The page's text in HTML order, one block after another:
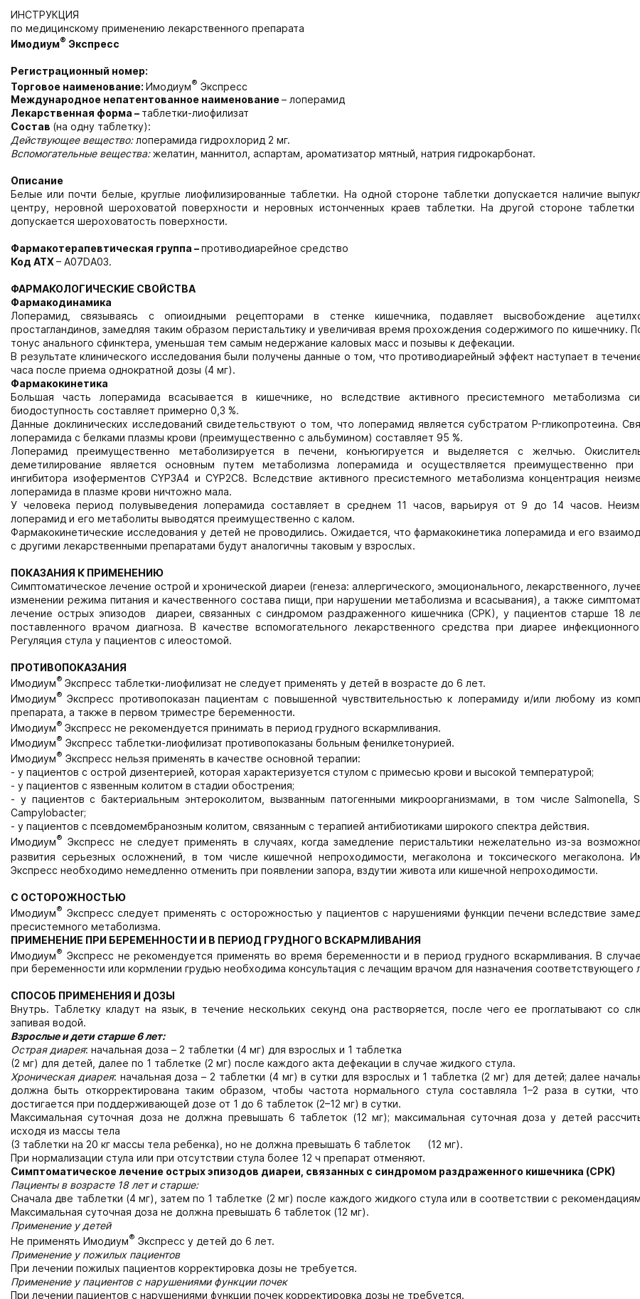
ИНСТРУКЦИЯ
по медицинскому применению лекарственного препарата
Имодиум® Экспресс
Регистрационный номер:
Торговое наименование: Имодиум® Экспресс
Международное непатентованное наименование– лоперамид
Лекарственная форма – таблетки-лиофилизат
Состав (на одну таблетку):
Действующее вещество: лоперамида гидрохлорид 2 мг.
Вспомогательные вещества:желатин, маннитол, аспартам, ароматизатор мятный, натрия гидрокарбонат.
Описание
Белые или почти белые, круглые лиофилизированные таблетки. На одной стороне таблетки допускается наличие
центру, неровной шероховатой поверхности и неровных истонченных краев таблетки. На другой стороне таблетки
допускается шероховатость поверхности.
Фармакотерапевтическая группа –противодиарейное средство
Код АТХ– А07DA03.
ФАРМАКОЛОГИЧЕСКИЕ СВОЙСТВА
Фармакодинамика
Лоперамид, связываясь с опиоидными рецепторами в стенке кишечника, подавляет высвобождение
простагландинов, замедляя таким образом перистальтику и увеличивая время прохождения содержимого по кишечнику.
тонус анального сфинктера, уменьшая тем самым недержание каловых масс и позывы к дефекации.
В результате клинического исследования были получены данные о том, что противодиарейный эффект наступает в
часа после приема однократной дозы (4 мг).
Фармакокинетика
Большая часть лоперамида всасывается в кишечнике, но вследствие активного пресистемного метаболизма
биодоступность составляет примерно 0,3 %.
Данные доклинических исследований свидетельствуют о том, что лоперамид является субстратом P-гликопротеина.
лоперамида с белками плазмы крови (преимущественно с альбумином) составляет 95 %.
Лоперамид преимущественно метаболизируется в печени, конъюгируется и выделяется с желчью.
деметилирование является основным путем метаболизма лоперамида и осуществляется преимущественно при
ингибитора изоферментов СYP3A4 и CYP2C8. Вследствие активного пресистемного метаболизма концентрация
лоперамида в плазме крови ничтожно мала.
У человека период полувыведения лоперамида составляет в среднем 11 часов, варьируя от 9 до 14 часов.
лоперамид и его метаболиты выводятся преимущественно с калом.
Фармакокинетические исследования у детей не проводились. Ожидается, что фармакокинетика лоперамида и его
с другими лекарственными препаратами будут аналогичны таковым у взрослых.
ПОКАЗАНИЯ К ПРИМЕНЕНИЮ
Симптоматическое лечение острой и хронической диареи (генеза: аллергического, эмоционального, лекарственного,
изменении режима питания и качественного состава пищи, при нарушении метаболизма и всасывания), а также
лечение острых эпизодов диареи, связанных с синдромом раздраженного кишечника (СРК), у пациентов старше 18
поставленного врачом диагноза. В качестве вспомогательного лекарственного средства при диарее
Регуляция стула у пациентов с илеостомой.
ПРОТИВОПОКАЗАНИЯ
Имодиум® Экспресс таблетки-лиофилизат не следует применять у детей в возрасте до 6 лет.
Имодиум®Экспресс противопоказан пациентам с повышенной чувствительностью к лоперамиду и/или любому из
препарата, а также в первом триместре беременности.
Имодиум® Экспресс не рекомендуется принимать в период грудного вскармливания.
Имодиум® Экспресс таблетки-лиофилизат противопоказаны больным фенилкетонурией.
Имодиум® Экспресс нельзя применять в качестве основной терапии:
- у пациентов с острой дизентерией, которая характеризуется стулом с примесью крови и высокой температурой;
- у пациентов с язвенным колитом в стадии обострения;
- у пациентов с бактериальным энтероколитом, вызванным патогенными микроорганизмами, в том числе Salmonella,
Campylobacter;
- у пациентов с псевдомембранозным колитом, связанным с терапией антибиотиками широкого спектра действия.
Имодиум® Экспресс не следует применять в случаях, когда замедление перистальтики нежелательно из-за
развития серьезных осложнений, в том числе кишечной непроходимости, мегаколона и токсического мегаколона.
Экспресс необходимо немедленно отменить при появлении запора, вздутии живота или кишечной непроходимости.
С ОСТОРОЖНОСТЬЮ
Имодиум® Экспресс следует применять с осторожностью у пациентов с нарушениями функции печени вследствие
пресистемного метаболизма.
ПРИМЕНЕНИЕ ПРИ БЕРЕМЕННОСТИ И В ПЕРИОД ГРУДНОГО ВСКАРМЛИВАНИЯ
Имодиум® Экспресс не рекомендуется применять во время беременности и в период грудного вскармливания. В
при беременности или кормлении грудью необходима консультация с лечащим врачом для назначения соответствующего
СПОСОБ ПРИМЕНЕНИЯ И ДОЗЫ
Внутрь. Таблетку кладут на язык, в течение нескольких секунд она растворяется, после чего ее проглатывают со
запивая водой.
Взрослые и дети старше 6 лет:
Острая диарея: начальная доза – 2 таблетки (4 мг) для взрослых и 1 таблетка
(2 мг) для детей, далее по 1 таблетке (2 мг) после каждого акта дефекации в случае жидкого стула.
Хроническая диарея: начальная доза – 2 таблетки (4 мг) в сутки для взрослых и 1 таблетка (2 мг) для детей; далее
должна быть откорректирована таким образом, чтобы частота нормального стула составляла 1–2 раза в сутки,
достигается при поддерживающей дозе от 1 до 6 таблеток (2–12 мг) в сутки.
Максимальная суточная доза не должна превышать 6 таблеток (12 мг); максимальная суточная доза у детей
исходя из массы тела
(3 таблетки на 20 кг массы тела ребенка), но не должна превышать 6 таблеток (12 мг).
При нормализации стула или при отсутствии стула более 12 ч препарат отменяют.
Симптоматическое лечение острых эпизодов диареи, связанных с синдромом раздраженного кишечника (СРК)
Пациенты в возрасте 18 лет и старше:
Сначала две таблетки (4 мг), затем по 1 таблетке (2 мг) после каждого жидкого стула или в соответствии с
Максимальная суточная доза не должна превышать 6 таблеток (12 мг).
Применение у детей
Не применять Имодиум® Экспресс у детей до 6 лет.
Применение у пожилых пациентов
При лечении пожилых пациентов корректировка дозы не требуется.
Применение у пациентов с нарушениями функции почек
При лечении пациентов с нарушениями функции почек корректировка дозы не требуется.